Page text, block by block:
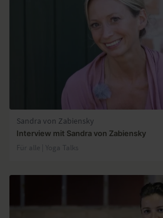
Sandra von Zabiensky
Interview mit Sandra von Zabiensky
Für alle | Yoga Talks